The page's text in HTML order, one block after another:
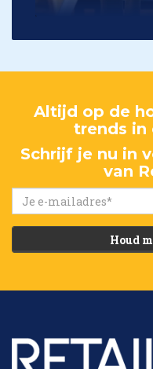
Altijd op de
trends in
Schrijf je nu in
van
Houd